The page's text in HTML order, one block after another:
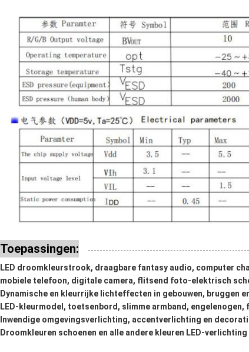
Toepassingen:
LED droomkleurstrook, draagbare fantasy audio, computer
mobiele telefoon, digitale camera, flitsend foto-elektrisch
Dynamische en kleurrijke lichteffecten in gebouwen, bruggen
LED-kleurmodel, toetsenbord, slimme armband,
Inwendige omgevingsverlichting, accentverlichting en
Droomkleuren schoenen en alle andere kleuren LED-